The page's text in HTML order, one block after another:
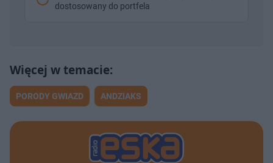
dostosowany do portfela
PORODY GWIAZD ANDZIAKS